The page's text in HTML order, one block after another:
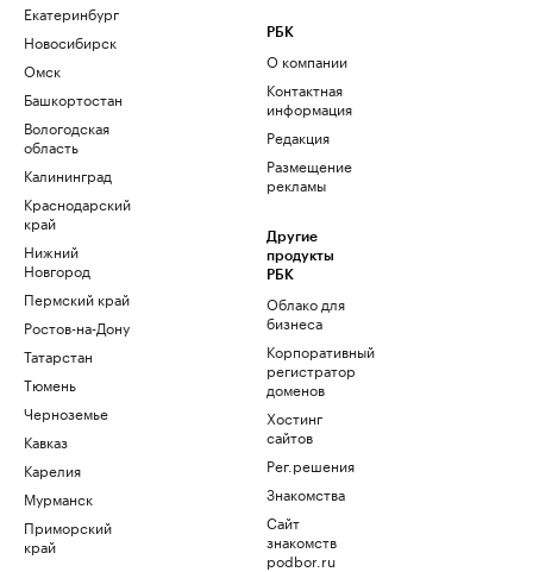
Екатеринбург
Новосибирск
Омск
Башкортостан
Вологодская
область
Калининград
Краснодарский
край
Нижний
Новгород
Пермский край
Ростов-на-Дону
Татарстан
Тюмень
Черноземье
Кавказ
Карелия
Мурманск
Приморский
край
РБК
О компании
Контактная
информация
Редакция
Размещение
рекламы
Другие
продукты
РБК
Облако для
бизнеса
Корпоративный
регистратор
доменов
Хостинг
сайтов
Рег.решения
Знакомства
Сайт
знакомств
podbor.ru